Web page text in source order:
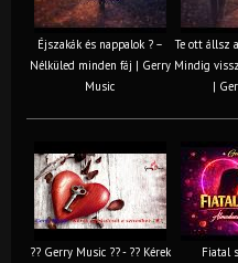
Éjszakák és nappalok ? –
Nélküled minden fáj | Gerry
Music
Te ott állsz
Mindig
|
?? Gerry Music ?? - ?? Kérek
Fiatal